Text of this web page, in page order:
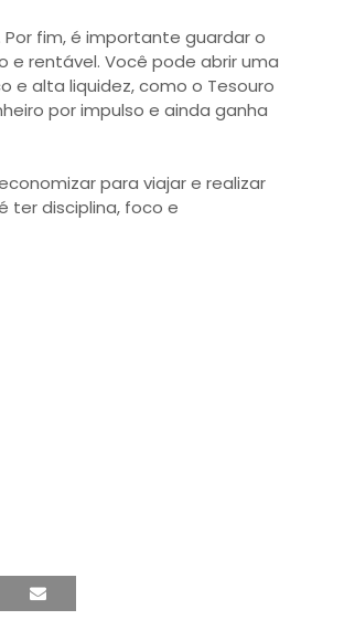
fim, é importante guardar o
e rentável. Você pode abrir uma
e alta liquidez, como o Tesouro
por impulso e ainda ganha
para viajar e realizar
ter disciplina, foco e